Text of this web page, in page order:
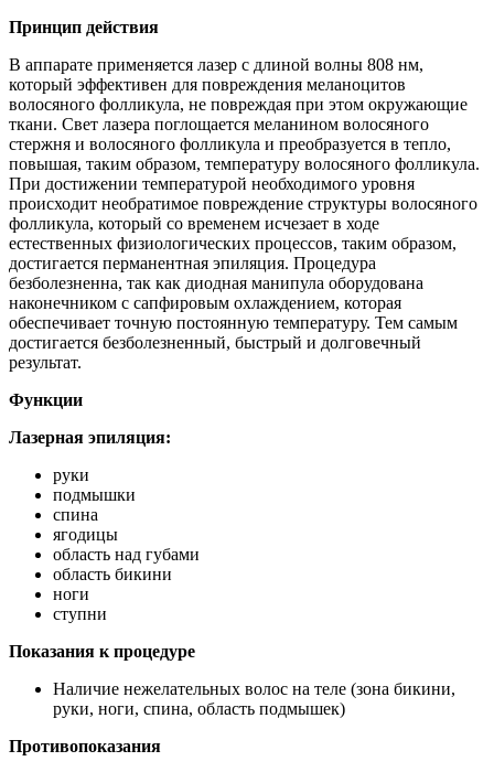
Принцип действия
В аппарате применяется лазер с длиной волны 808 нм,
который эффективен для повреждения меланоцитов
волосяного фолликула, не повреждая при этом окружающие
ткани. Свет лазера поглощается меланином волосяного
стержня и волосяного фолликула и преобразуется в тепло,
повышая, таким образом, температуру волосяного фолликула.
При достижении температурой необходимого уровня
происходит необратимое повреждение структуры волосяного
фолликула, который со временем исчезает в ходе
естественных физиологических процессов, таким образом,
достигается перманентная эпиляция. Процедура
безболезненна, так как диодная манипула оборудована
наконечником с сапфировым охлаждением, которая
обеспечивает точную постоянную температуру. Тем самым
достигается безболезненный, быстрый и долговечный
результат.
Функции
Лазерная эпиляция:
руки
подмышки
спина
ягодицы
область над губами
область бикини
ноги
ступни
Показания к процедуре
Наличие нежелательных волос на теле (зона бикини,
руки, ноги, спина, область подмышек)
Противопоказания